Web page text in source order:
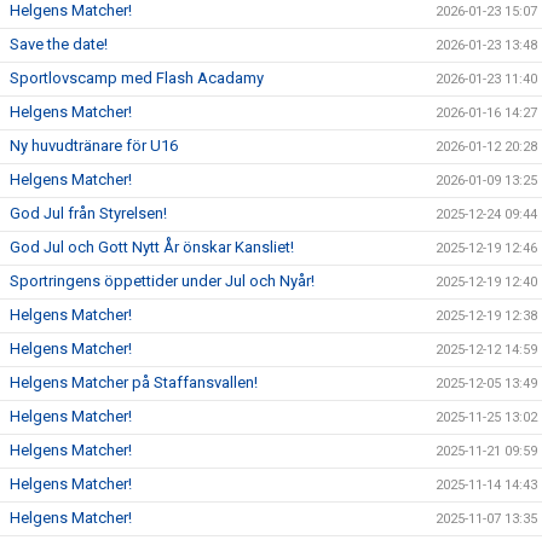
Helgens Matcher! 2026-01-23 15:07
Save the date! 2026-01-23 13:48
Sportlovscamp med Flash Acadamy 2026-01-23 11:40
Helgens Matcher! 2026-01-16 14:27
Ny huvudtränare för U16 2026-01-12 20:28
Helgens Matcher! 2026-01-09 13:25
God Jul från Styrelsen! 2025-12-24 09:44
God Jul och Gott Nytt År önskar Kansliet! 2025-12-19 12:46
Sportringens öppettider under Jul och Nyår! 2025-12-19 12:40
Helgens Matcher! 2025-12-19 12:38
Helgens Matcher! 2025-12-12 14:59
Helgens Matcher på Staffansvallen! 2025-12-05 13:49
Helgens Matcher! 2025-11-25 13:02
Helgens Matcher! 2025-11-21 09:59
Helgens Matcher! 2025-11-14 14:43
Helgens Matcher! 2025-11-07 13:35